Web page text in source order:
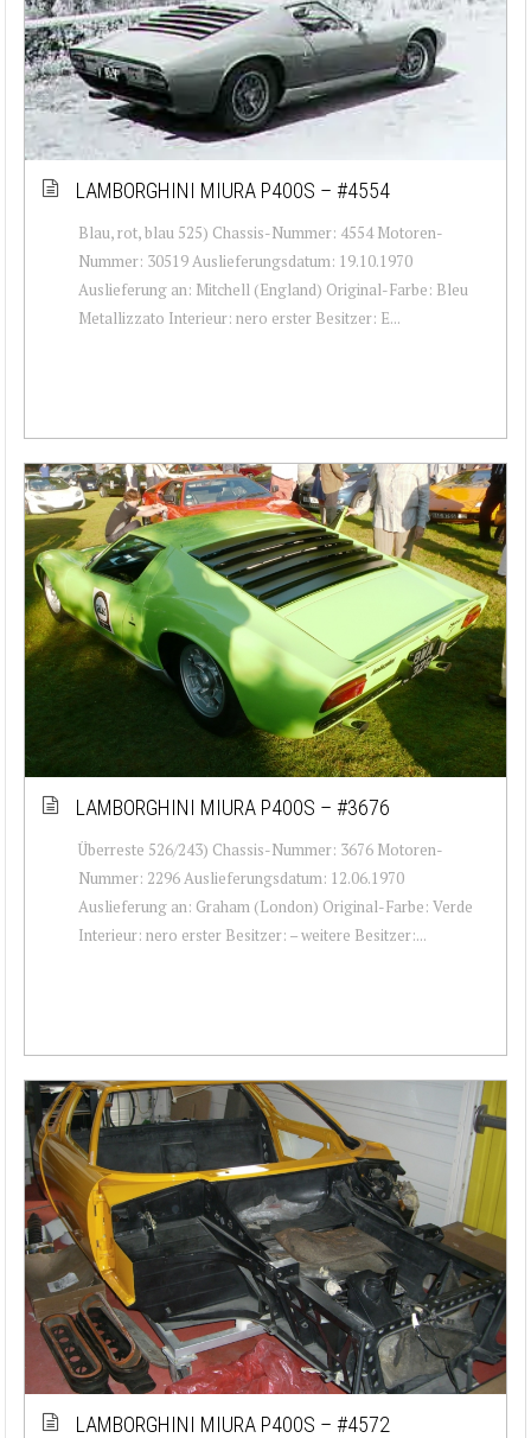
LAMBORGHINI MIURA P400S – #4554
Blau, rot, blau 525) Chassis-Nummer: 4554 Motoren-
Nummer: 30519 Auslieferungsdatum: 19.10.1970
Auslieferung an: Mitchell (England) Original-Farbe: Bleu
Metallizzato Interieur: nero erster Besitzer: E...
LAMBORGHINI MIURA P400S – #3676
Überreste 526/243) Chassis-Nummer: 3676 Motoren-
Nummer: 2296 Auslieferungsdatum: 12.06.1970
Auslieferung an: Graham (London) Original-Farbe: Verde
Interieur: nero erster Besitzer: – weitere Besitzer:...
LAMBORGHINI MIURA P400S – #4572